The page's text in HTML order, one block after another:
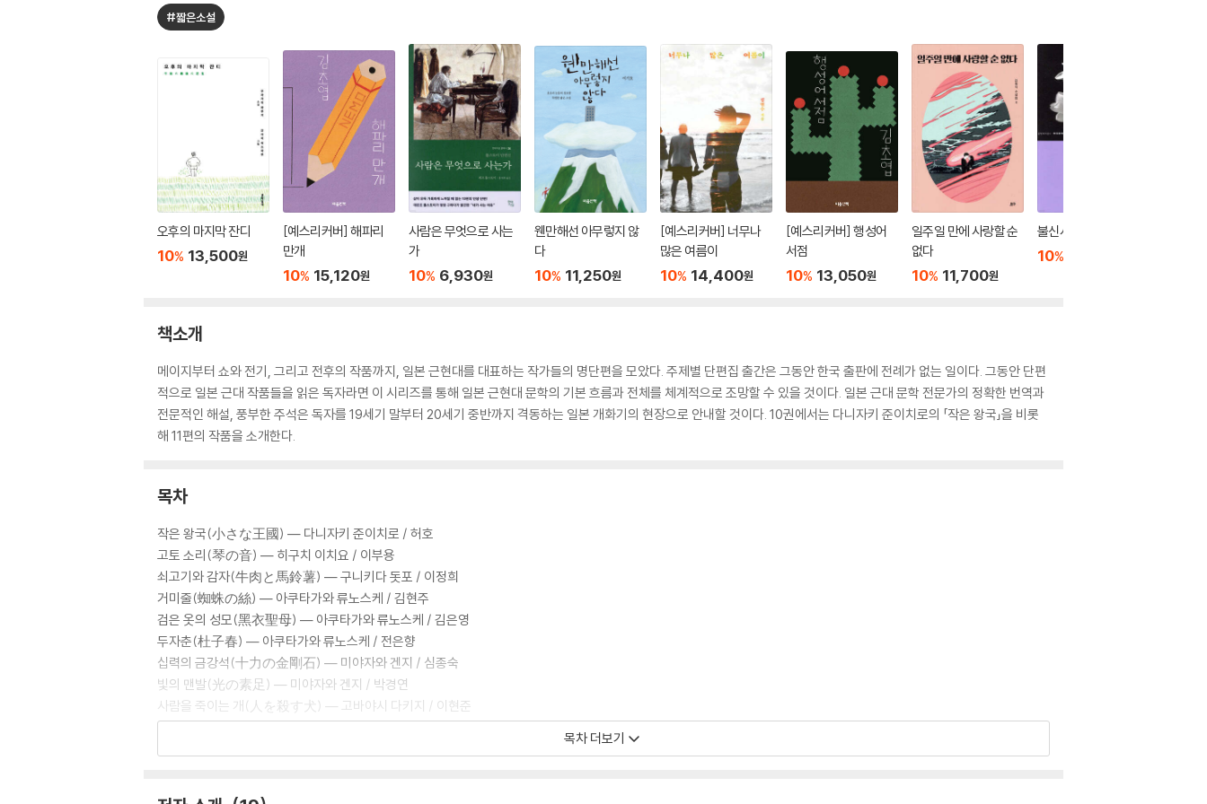
#짧은소설
오후의 마지막 잔디
10% 13,500원
[예스리커버] 해파리
만개
10% 15,120원
사람은 무엇으로 사는
가
10% 6,930원
웬만해선 아무렇지 않
다
10% 11,250원
[예스리커버] 너무나
많은 여름이
10% 14,400원
[예스리커버] 행성어
서점
10% 13,050원
일주일 만에 사랑할 순
없다
10% 11,700원
불신시대
10%
책소개
메이지부터 쇼와 전기, 그리고 전후의 작품까지, 일본 근현대를 대표하는 작가들의 명단편을 모았다. 주제별 단편집 출간은 그동안 한국 출판에 전례가 없는 일이다. 그동안 단편
적으로 일본 근대 작품들을 읽은 독자라면 이 시리즈를 통해 일본 근현대 문학의 기본 흐름과 전체를 체계적으로 조망할 수 있을 것이다. 일본 근대 문학 전문가의 정확한 번역과
전문적인 해설, 풍부한 주석은 독자를 19세기 말부터 20세기 중반까지 격동하는 일본 개화기의 현장으로 안내할 것이다. 10권에서는 다니자키 준이치로의 「작은 왕국」을 비롯
해 11편의 작품을 소개한다.
목차
작은 왕국(小さな王國) ― 다니자키 준이치로 / 허호
고토 소리(琴の音) ― 히구치 이치요 / 이부용
쇠고기와 감자(牛肉と馬鈴薯) ― 구니키다 돗포 / 이정희
거미줄(蜘蛛の絲) ― 아쿠타가와 류노스케 / 김현주
검은 옷의 성모(黑衣聖母) ― 아쿠타가와 류노스케 / 김은영
두자춘(杜子春) ― 아쿠타가와 류노스케 / 전은향
십력의 금강석(十力の金剛石) ― 미야자와 겐지 / 심종숙
빛의 맨발(光の素足) ― 미야자와 겐지 / 박경연
사람을 죽이는 개(人を殺す犬) ― 고바야시 다키지 / 이현준
곤여우(ごん狐) ― 니이미 난키치 / 최재철
목차 더보기